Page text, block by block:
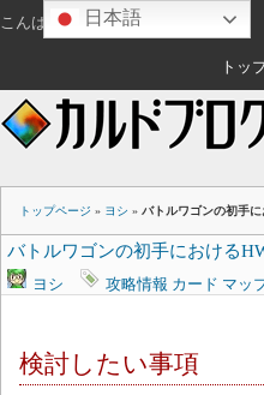
こんばんは ゲスト さん
トッ
トップページ » ヨシ » バトルワゴンの初手
バトルワゴンの初手における
ヨシ
攻略情報 カード マッ
検討したい事項
日本語